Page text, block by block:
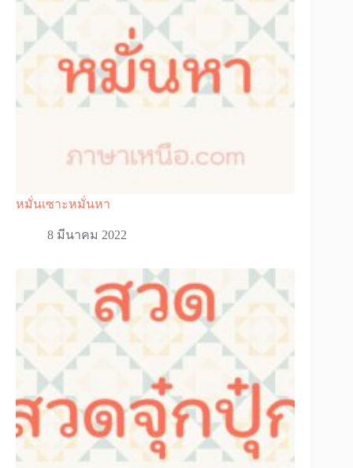
หมั่นเซาะหมั่นหา
8 มีนาคม 2022